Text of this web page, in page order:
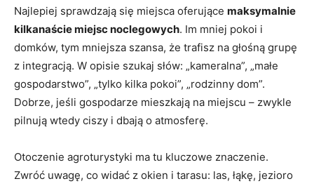
Najlepiej sprawdzają się miejsca oferujące maksymalnie
kilkanaście miejsc noclegowych. Im mniej pokoi i
domków, tym mniejsza szansa, że trafisz na głośną grupę
z integracją. W opisie szukaj słów: „kameralna”, „małe
gospodarstwo”, „tylko kilka pokoi”, „rodzinny dom”.
Dobrze, jeśli gospodarze mieszkają na miejscu – zwykle
pilnują wtedy ciszy i dbają o atmosferę.
Otoczenie agroturystyki ma tu kluczowe znaczenie.
Zwróć uwagę, co widać z okien i tarasu: las, łąkę, jezioro